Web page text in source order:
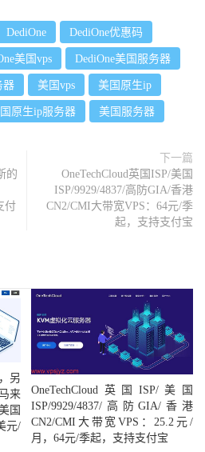
DediOne DediOne优惠码
美国vps DediOne美国服务器
器 美国vps 美国原生ip
原生ip服务器 美国服务器
的
付
下一篇
OneTechCloud英国ISP/美国
ISP/9929/4837/高防GIA/香港
CN2/CMI大带宽VPS：64元/季
起，支持支付宝
另
来
国
元/
OneTechCloud英国ISP/美国
ISP/9929/4837/高防GIA/香港
CN2/CMI大带宽VPS：25.2元/
月，64元/季起，支持支付宝